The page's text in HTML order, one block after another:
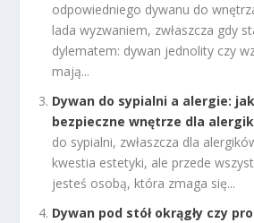
odpowiedniego dywanu do
lada wyzwaniem, zwłaszcza gdy
dylematem: dywan jednolity czy
mają...
Dywan do sypialni a alergie:
bezpieczne wnętrze dla
do sypialni, zwłaszcza dla
kwestia estetyki, ale przede
jesteś osobą, która zmaga się...
Dywan pod stół okrągły czy